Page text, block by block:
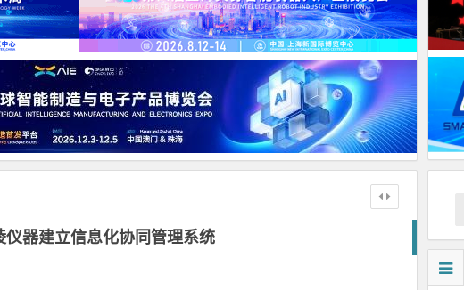
仪器建立信息化协同管理系统